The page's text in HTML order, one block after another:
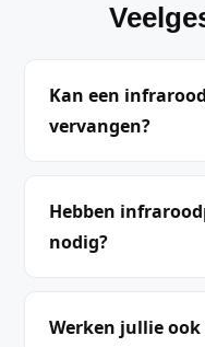
Kan een
vervangen?
Hebben
nodig?
Werken jullie